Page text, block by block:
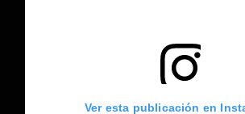
Ver esta publicación en